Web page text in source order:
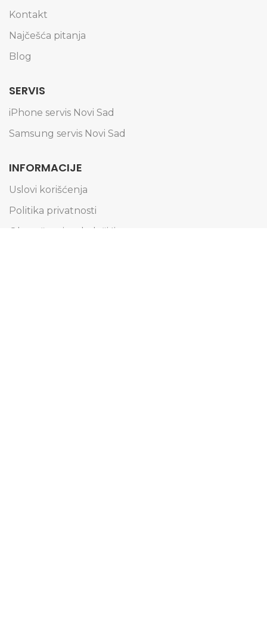
Kontakt
Najčešća pitanja
Blog
SERVIS
iPhone servis Novi Sad
Samsung servis Novi Sad
INFORMACIJE
Uslovi korišćenja
Politika privatnosti
Obaveštenje o kolačićima